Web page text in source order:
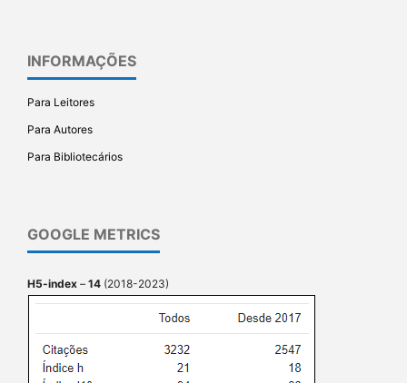
INFORMAÇÕES
Para Leitores
Para Autores
Para Bibliotecários
GOOGLE METRICS
H5-index – 14 (2018-2023)